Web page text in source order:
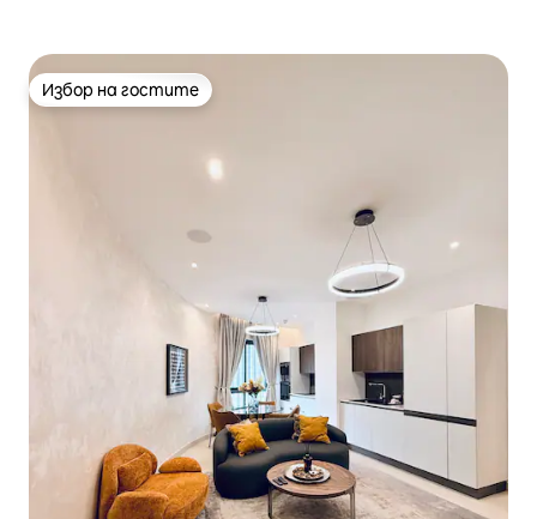
Избор на гостите
Избор на гостите